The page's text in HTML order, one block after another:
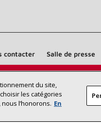
Lennox près
contacter Salle de presse
du site,
les catégories
l’honorons. En